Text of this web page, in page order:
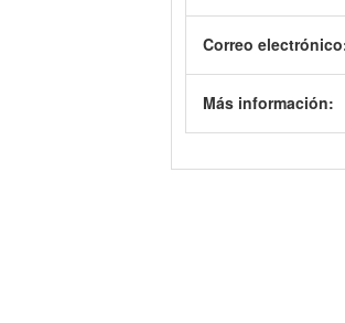
Correo
Más información: